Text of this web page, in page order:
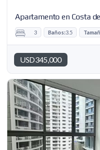
Apartamento en Costa
USD345,000
3 Baños:3.5